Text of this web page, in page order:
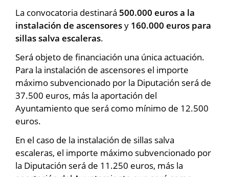
La convocatoria destinará 500.000 euros a la
instalación de ascensoresy 160.000 euros para
sillas salva escaleras.
Será objeto de financiación una única actuación.
Para la instalación de ascensores el importe
máximo subvencionado por la Diputación será de
37.500 euros, más la aportación del
Ayuntamiento que será como mínimo de 12.500
euros.
En el caso de la instalación de sillas salva
escaleras, el importe máximo subvencionado por
la Diputación será de 11.250 euros, más la